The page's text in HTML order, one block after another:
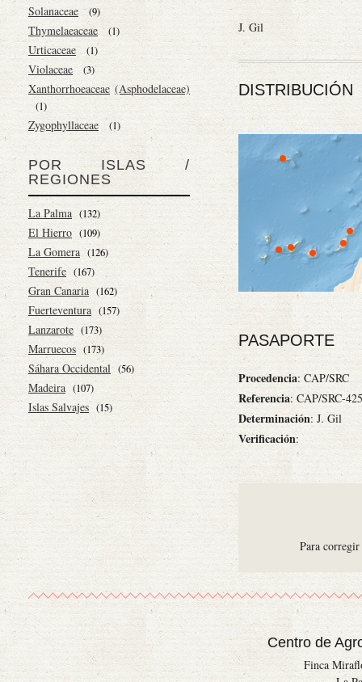
Solanaceae (9)
Thymelaeaceae (1)
Urticaceae (1)
Violaceae (3)
Xanthorrhoeaceae (Asphodelaceae)
(1)
Zygophyllaceae (1)
POR ISLAS /
REGIONES
La Palma (132)
El Hierro (109)
La Gomera (126)
Tenerife (167)
Gran Canaria (162)
Fuerteventura (157)
Lanzarote (173)
Marruecos (173)
Sáhara Occidental (56)
Madeira (107)
Islas Salvajes (15)
J. Gil
DISTRIBUCIÓN
PASAPORTE
Procedencia: CAP/SRC
Referencia: CAP/SRC-425
Determinación: J. Gil
Verificación:
Para
Centro de
Finca